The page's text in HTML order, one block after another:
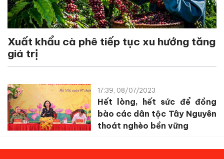
Xuất khẩu cà phê tiếp tục xu hướng tăng
giá trị
17:39, 08/07/2023
Hết lòng, hết sức để đồng
bào các dân tộc Tây Nguyên
thoát nghèo bền vững